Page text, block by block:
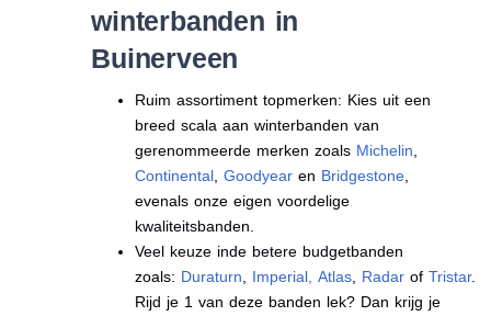
winterbanden in
Buinerveen
Ruim assortiment topmerken: Kies uit een
breed scala aan winterbanden van
gerenommeerde merken zoals Michelin
Continental ,Goodyear en Bridgestone
evenals onze eigen voordelige
kwaliteitsbanden.
Veel keuze inde betere budgetbanden
zoals: Duraturn Imperial Atlas Radar ofTristar.
Rijd je 1 van deze banden lek? Dan krijg je